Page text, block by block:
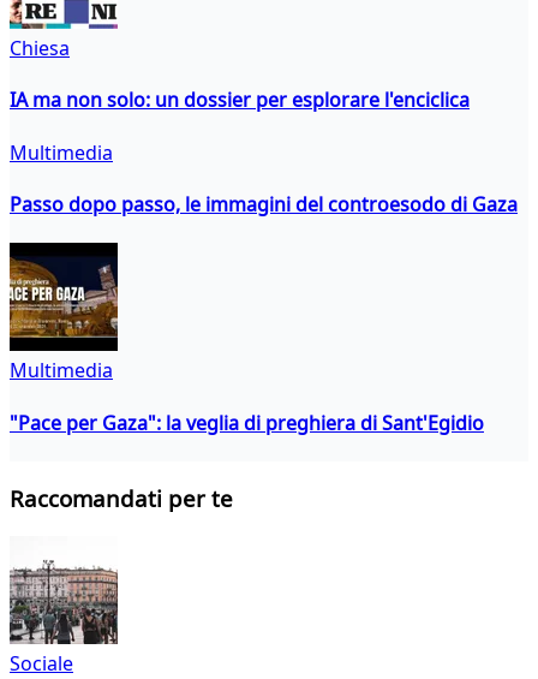
Chiesa
IA ma non solo: un dossier per esplorare l'enciclica
Multimedia
Passo dopo passo, le immagini del controesodo di Gaza
Multimedia
"Pace per Gaza": la veglia di preghiera di Sant'Egidio
Raccomandati per te
Sociale